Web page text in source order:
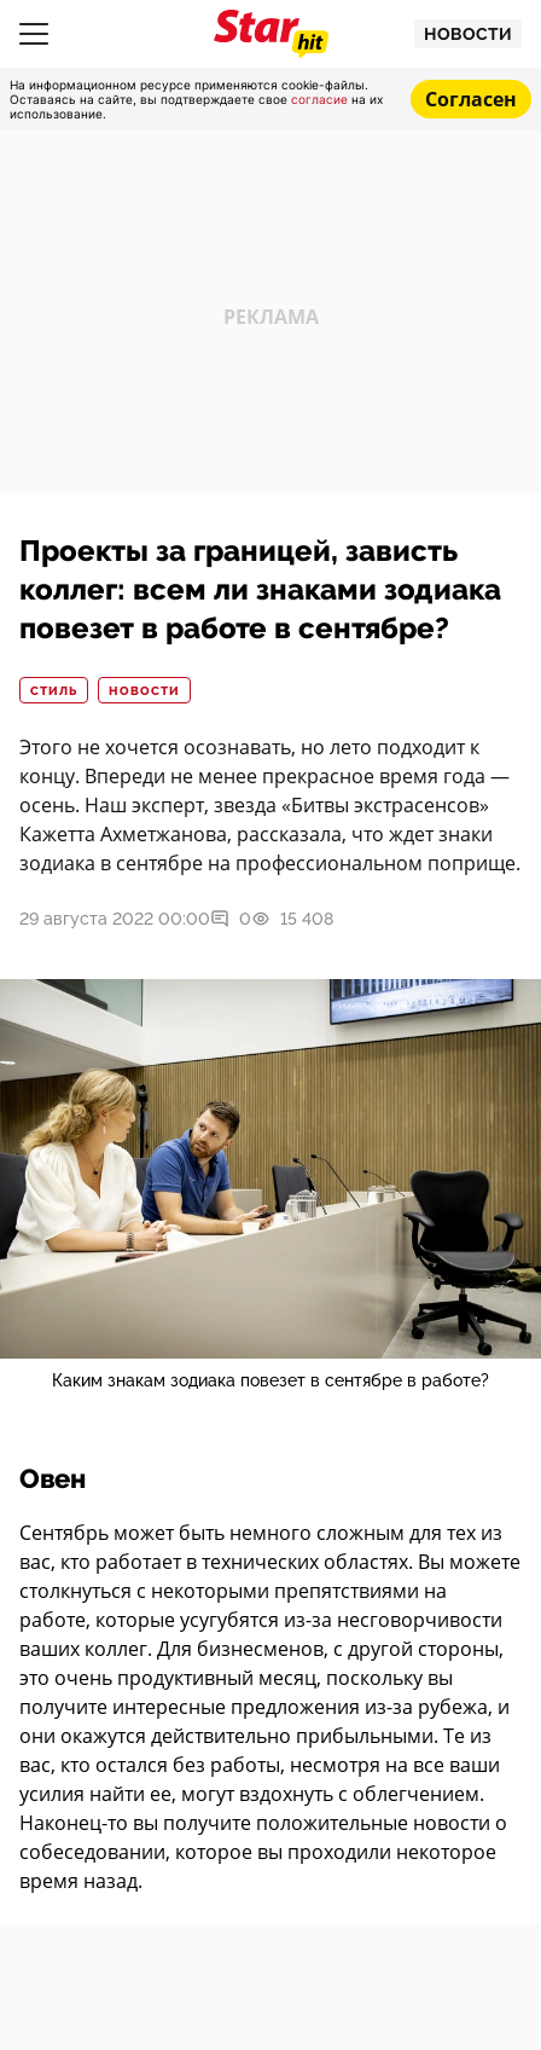
НОВОСТИ
На информационном ресурсе применяются cookie-файлы.
Оставаясь на сайте, вы подтверждаете свое согласие на их
использование.
Согласен
Проекты за границей, зависть
коллег: всем ли знаками зодиака
повезет в работе в сентябре?
СТИЛЬ НОВОСТИ
Этого не хочется осознавать, но лето подходит к
концу. Впереди не менее прекрасное время года —
осень. Наш эксперт, звезда «Битвы экстрасенсов»
Кажетта Ахметжанова, рассказала, что ждет знаки
зодиака в сентябре на профессиональном поприще.
29 августа 2022 00:00 0 15 408
Каким знакам зодиака повезет в сентябре в работе?
Овен
Сентябрь может быть немного сложным для тех из
вас, кто работает в технических областях. Вы можете
столкнуться с некоторыми препятствиями на
работе, которые усугубятся из-за несговорчивости
ваших коллег. Для бизнесменов, с другой стороны,
это очень продуктивный месяц, поскольку вы
получите интересные предложения из-за рубежа, и
они окажутся действительно прибыльными. Те из
вас, кто остался без работы, несмотря на все ваши
усилия найти ее, могут вздохнуть с облегчением.
Наконец-то вы получите положительные новости о
собеседовании, которое вы проходили некоторое
время назад.